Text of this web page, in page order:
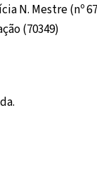
N. Mestre (nº
(70349)